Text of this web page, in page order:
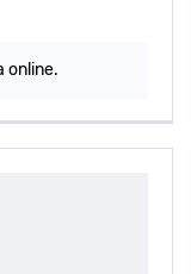
online.